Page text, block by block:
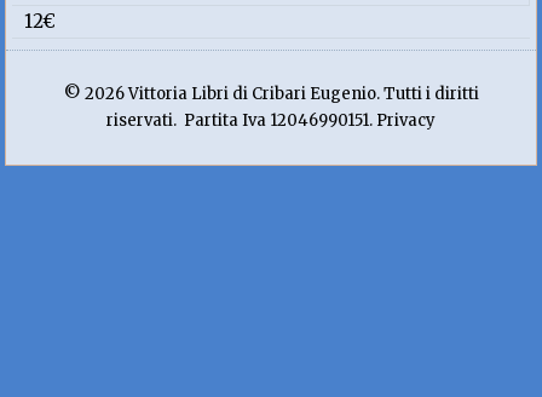
12€
© 2026 Vittoria Libri di Cribari Eugenio. Tutti i diritti
riservati. Partita Iva 12046990151. Privacy